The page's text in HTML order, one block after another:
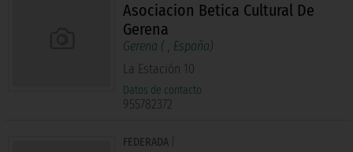
Asociacion Betica Cultural De
Gerena
Gerena ( , España)
La Estación 10
Datos de contacto
955782372
FEDERADA|